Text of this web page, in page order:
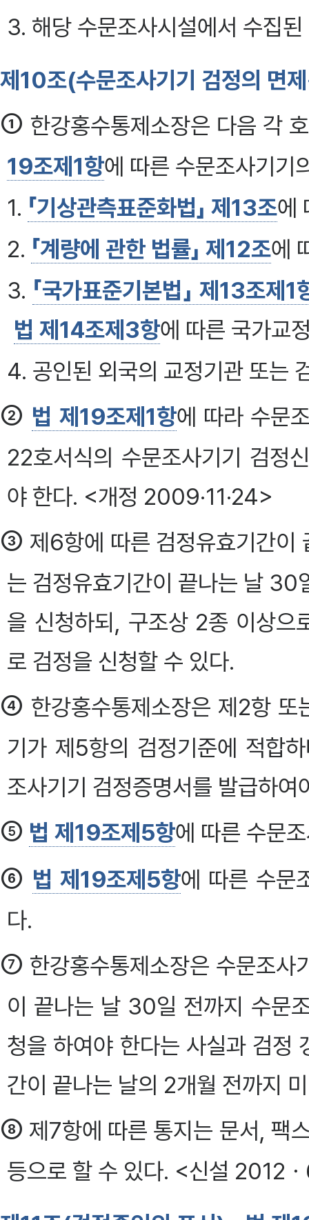
3. 해당 수문조사시설에서 수집
제10조(수문조사기기 검정의 면
① 한강홍수통제소장은 다음 각
19조제1항에 따른 수문조사기기
1. 「기상관측표준화법」 제13조에
2. 「계량에 관한 법률」 제12조에
3. 「국가표준기본법」 제13조제1
법 제14조제3항에 따른 국가교
4. 공인된 외국의 교정기관 또는
② 법 제19조제1항에 따라 수문
22호서식의 수문조사기기 검정
야 한다. <개정 2009·11·24>
③ 제6항에 따른 검정유효기간이
는 검정유효기간이 끝나는 날 30
을 신청하되, 구조상 2종 이상으
로 검정을 신청할 수 있다.
④ 한강홍수통제소장은 제2항
기가 제5항의 검정기준에 적합
조사기기 검정증명서를 발급하여
⑤ 법 제19조제5항에 따른 수문
⑥ 법 제19조제5항에 따른 수문
다.
⑦ 한강홍수통제소장은 수문조사
이 끝나는 날 30일 전까지 수문
청을 하여야 한다는 사실과 검정
간이 끝나는 날의 2개월 전까지
⑧ 제7항에 따른 통지는 문서, 팩
등으로 할 수 있다. <신설 2012